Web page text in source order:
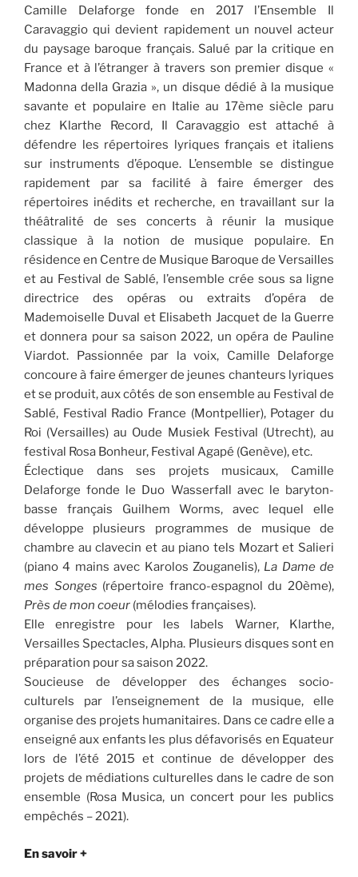
Camille Delaforge fonde en 2017 l’Ensemble Il
Caravaggio qui devient rapidement un nouvel acteur
du paysage baroque français. Salué par la critique en
France et à l’étranger à travers son premier disque «
Madonna della Grazia », un disque dédié à la musique
savante et populaire en Italie au 17ème siècle paru
chez Klarthe Record, Il Caravaggio est attaché à
défendre les répertoires lyriques français et italiens
sur instruments d’époque. L’ensemble se distingue
rapidement par sa facilité à faire émerger des
répertoires inédits et recherche, en travaillant sur la
théâtralité de ses concerts à réunir la musique
classique à la notion de musique populaire. En
résidence en Centre de Musique Baroque de Versailles
et au Festival de Sablé, l’ensemble crée sous sa ligne
directrice des opéras ou extraits d’opéra de
Mademoiselle Duval et Elisabeth Jacquet de la Guerre
et donnera pour sa saison 2022, un opéra de Pauline
Viardot. Passionnée par la voix, Camille Delaforge
concoure à faire émerger de jeunes chanteurs lyriques
et se produit, aux côtés de son ensemble au Festival de
Sablé, Festival Radio France (Montpellier), Potager du
Roi (Versailles) au Oude Musiek Festival (Utrecht), au
festival Rosa Bonheur, Festival Agapé (Genève), etc.
Éclectique dans ses projets musicaux, Camille
Delaforge fonde le Duo Wasserfall avec le baryton-
basse français Guilhem Worms, avec lequel elle
développe plusieurs programmes de musique de
chambre au clavecin et au piano tels Mozart et Salieri
(piano 4 mains avec Karolos Zouganelis),La Dame de
mes Songes (répertoire franco-espagnol du 20ème),
Près de mon coeur (mélodies françaises).
Elle enregistre pour les labels Warner, Klarthe,
Versailles Spectacles, Alpha. Plusieurs disques sont en
préparation pour sa saison 2022.
Soucieuse de développer des échanges socio-
culturels par l’enseignement de la musique, elle
organise des projets humanitaires. Dans ce cadre elle a
enseigné aux enfants les plus défavorisés en Equateur
lors de l’été 2015 et continue de développer des
projets de médiations culturelles dans le cadre de son
ensemble (Rosa Musica, un concert pour les publics
empêchés – 2021).
En savoir +